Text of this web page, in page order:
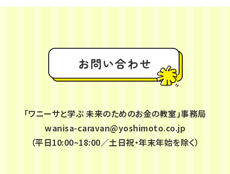
お問い合わせ
「ワニーサと学ぶ 未来のためのお金の教室」事務局
wanisa-caravan@yoshimoto.co.jp
（平日10:00~18:00／土日祝・年末年始を除く）